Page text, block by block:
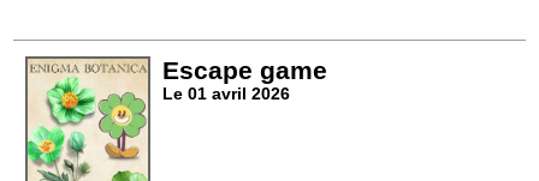
Escape game
Le 01 avril 2026